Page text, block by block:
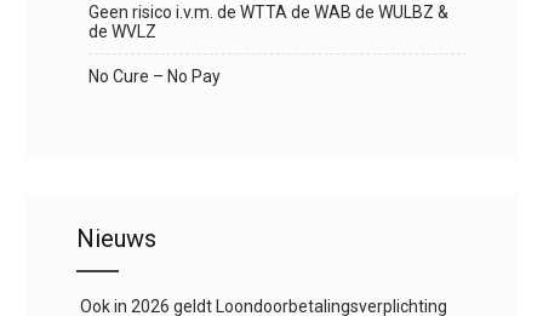
Geen risico i.v.m. de WTTA de WAB de WULBZ &
de WVLZ
No Cure – No Pay
Nieuws
Ook in 2026 geldt Loondoorbetalingsverplichting